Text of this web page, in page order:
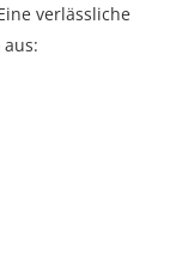
verlässliche